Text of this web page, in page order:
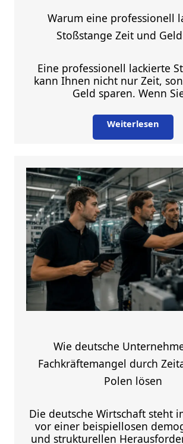
Warum eine professionell
Stoßstange Zeit und
Eine professionell lackierte
kann Ihnen nicht nur Zeit,
Geld sparen. Wenn
Weiterlesen
Wie deutsche
Fachkräftemangel durch
Polen lösen
Die deutsche Wirtschaft steht
vor einer beispiellosen
und strukturellen